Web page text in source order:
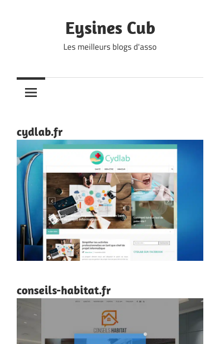
Eysines Cub
Les meilleurs blogs d'asso
cydlab.fr
conseils-habitat.fr